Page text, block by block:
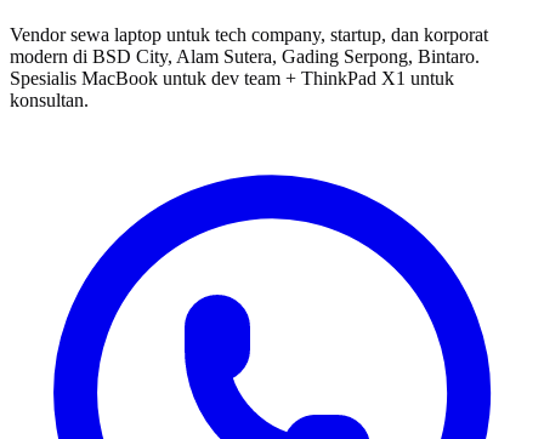
Vendor sewa laptop untuk tech company, startup, dan korporat
modern di BSD City, Alam Sutera, Gading Serpong, Bintaro.
Spesialis MacBook untuk dev team + ThinkPad X1 untuk
konsultan.